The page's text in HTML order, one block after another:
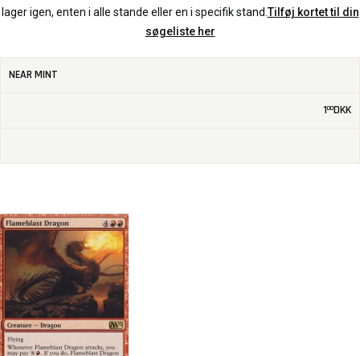
lager igen, enten i alle stande eller en i specifik stand. Tilføj kortet til din
søgeliste her
NEAR MINT
100DKK